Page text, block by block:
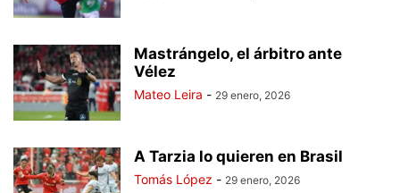
Mastrángelo, el árbitro ante
Vélez
Mateo Leira - 29 enero, 2026
A Tarzia lo quieren en Brasil
Tomás López - 29 enero, 2026